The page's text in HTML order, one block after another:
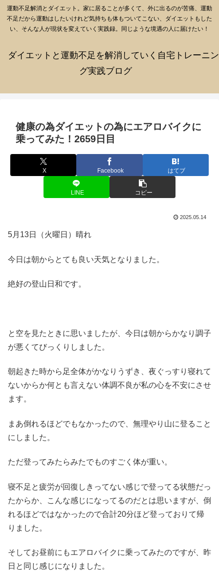
運動不足解消とダイエット。家に居ることが多くて、外に出るのが苦痛、運動
不足だから運動はしたいけれど気持ちも体もついてこない、ダイエットもした
い、そんな人が現状を変えていく実践録。同じような境遇の人に届けたい！
ダイエットと運動不足を解消していく自宅トレーニン
グ実践ブログ
健康の為ダイエットの為にエアロバイクに
乗ってみた！2659日目
X Facebook はてブ
LINE コピー
2025.05.14
5月13日（火曜日）晴れ
今日は朝からとても良い天気となりました。
絶好の登山日和です。
と空を見たときに思いましたが、今日は朝からかなり調子
が悪くてびっくりしました。
朝起きた時から足全体がかなりうずき、夜ぐっすり寝れて
ないからか何とも言えない体調不良が私の心を不安にさせ
ます。
まあ倒れるほどでもなかったので、無理やり山に登ること
にしました。
ただ登ってみたらみたでものすごく体が重い。
寝不足と疲労が回復しきってない感じで登ってる状態だっ
たからか、こんな感じになってるのだとは思いますが、倒
れるほどではなかったので合計20分ほど登っておりて帰
りました。
そしてお昼前にもエアロバイクに乗ってみたのですが、昨
日と同じ感じになりました。